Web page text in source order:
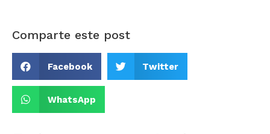
Comparte este post
Facebook Twitter
WhatsApp